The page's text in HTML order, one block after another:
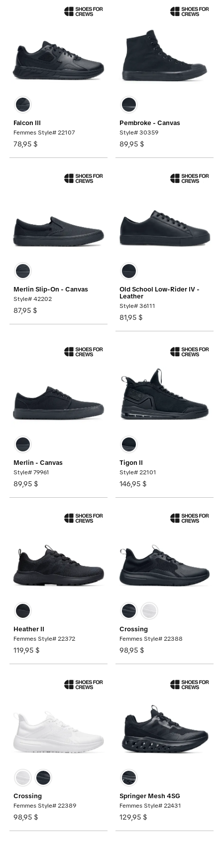
Falcon III
Femmes Style# 22107
78,95 $
Pembroke - Canvas
Style# 30359
89,95 $
Merlin Slip-On - Canvas
Style# 42202
87,95 $
Old School Low-Rider IV -
Leather
Style# 36111
81,95 $
Merlin - Canvas
Style# 79961
89,95 $
Tigon II
Style# 22101
146,95 $
Heather II
Femmes Style# 22372
119,95 $
Crossing
Femmes Style# 22388
98,95 $
Crossing
Femmes Style# 22389
98,95 $
Springer Mesh 4SG
Femmes Style# 22431
129,95 $